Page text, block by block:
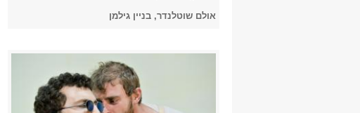
אולם שוטלנדר, בניין גילמן